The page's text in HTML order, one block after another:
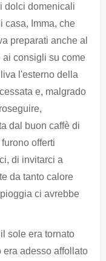
dolci domenicali
casa, Imma, che
preparati anche al
ai consigli su come
l'esterno della
e, malgrado
dal buon caffè di
offerti
di invitarci a
da tanto calore
ci avrebbe
sole era tornato
adesso affollato